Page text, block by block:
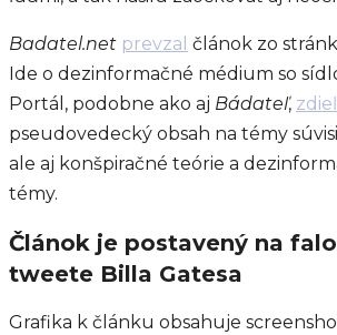
Badatel.net prevzal článok zo
Ide o dezinformačné médium so
Portál, podobne ako aj Bádateľ,
pseudovedecký obsah na témy
ale aj konšpiračné teórie a
témy.
Článok je postavený na
tweete Billa Gatesa
Grafika k článku obsahuje